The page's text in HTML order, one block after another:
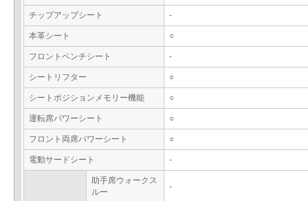
チップアップシート -
本革シート ○
フロントベンチシート -
シートリフター ○
シートポジションメモリー機能 ○
運転席パワーシート ○
フロント両席パワーシート ○
電動サードシート -
助手席ウォークス
ルー
-